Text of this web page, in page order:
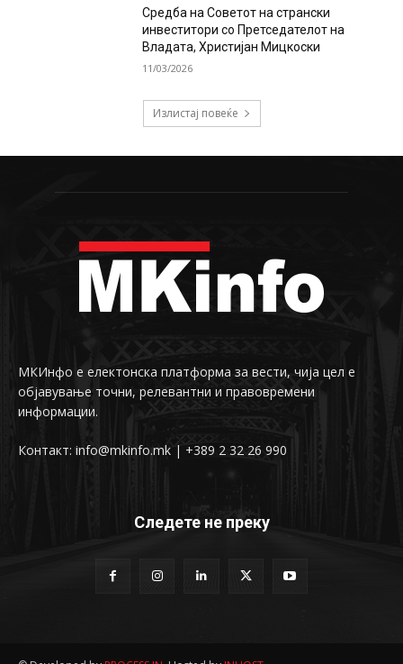
Средба на Советот на странски
инвеститори со Претседателот на
Владата, Христијан Мицкоски
11/03/2026
Излистај повеќе
МКИнфо е електонска платформа за вести, чија цел е
објавување точни, релевантни и правовремени
информации.
Контакт: info@mkinfo.mk | +389 2 32 26 990
Следете не преку